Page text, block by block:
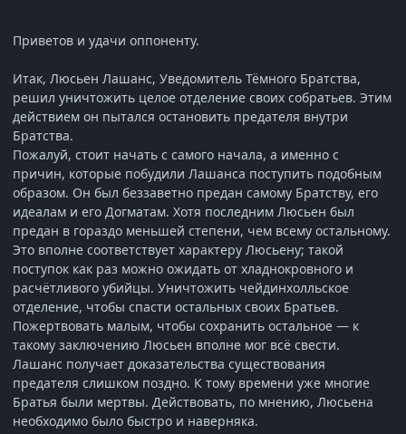
Приветов и удачи оппоненту.
Итак, Люсьен Лашанс, Уведомитель Тёмного Братства,
решил уничтожить целое отделение своих собратьев. Этим
действием он пытался остановить предателя внутри
Братства.
Пожалуй, стоит начать с самого начала, а именно с
причин, которые побудили Лашанса поступить подобным
образом. Он был беззаветно предан самому Братству, его
идеалам и его Догматам. Хотя последним Люсьен был
предан в гораздо меньшей степени, чем всему остальному.
Это вполне соответствует характеру Люсьену; такой
поступок как раз можно ожидать от хладнокровного и
расчётливого убийцы. Уничтожить чейдинхолльское
отделение, чтобы спасти остальных своих Братьев.
Пожертвовать малым, чтобы сохранить остальное — к
такому заключению Люсьен вполне мог всё свести.
Лашанс получает доказательства существования
предателя слишком поздно. К тому времени уже многие
Братья были мертвы. Действовать, по мнению, Люсьена
необходимо было быстро и наверняка.